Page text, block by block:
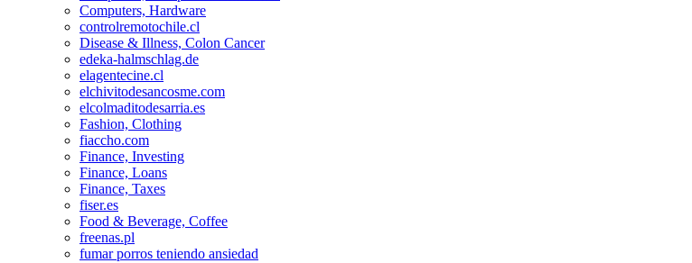
Computers, Hardware
controlremotochile.cl
Disease & Illness, Colon Cancer
edeka-halmschlag.de
elagentecine.cl
elchivitodesancosme.com
elcolmaditodesarria.es
Fashion, Clothing
fiaccho.com
Finance, Investing
Finance, Loans
Finance, Taxes
fiser.es
Food & Beverage, Coffee
freenas.pl
fumar porros teniendo ansiedad